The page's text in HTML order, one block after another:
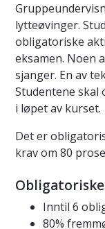
lytteøvinger.
obligatoriske
eksamen. Noen
sjanger. En av
Studentene skal
i løpet av kurset.
Det er
krav om 80
Inntil 6
80%